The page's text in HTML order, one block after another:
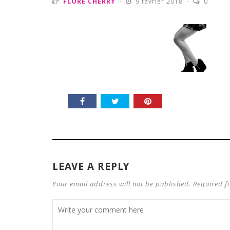
LEAVE A REPLY
Your email address will not be published. Required